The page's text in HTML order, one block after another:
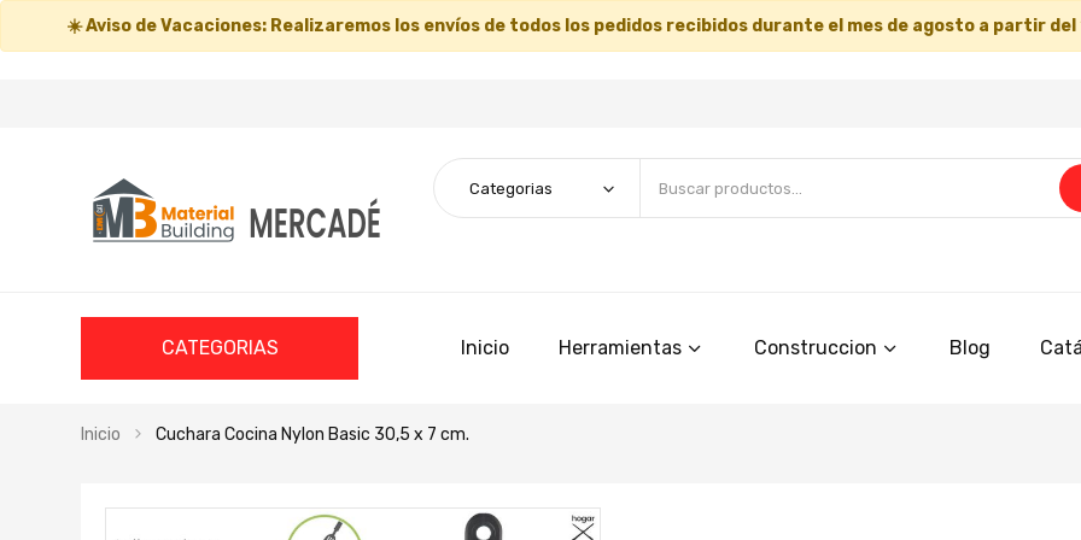
☀️Aviso de Vacaciones:Realizaremos los envíos de todos los pedidos recibidos durante el mes de agosto a partir del
CATEGORIAS Inicio Herramientas Construccion Blog
Inicio Cuchara Cocina Nylon Basic 30,5 x 7 cm.